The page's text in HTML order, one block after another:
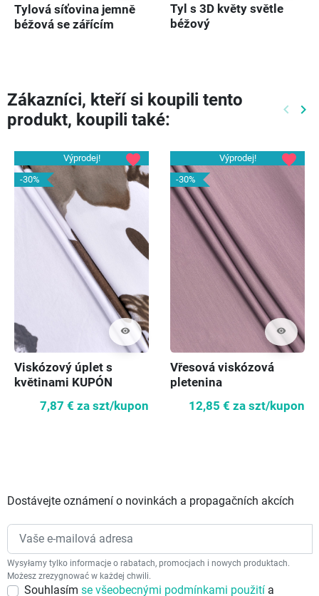
Tylová síťovina jemně
béžová se zářícím
Tyl s 3D květy světle
béžový
Zákazníci, kteří si koupili tento
produkt, koupili také:
keyboard_arrow_left keyboard_arrow_right
Výprodej!
-30%
visibility
favorite
Viskózový úplet s
květinami KUPÓN
7,87 € za szt/kupon
Výprodej!
-30%
visibility
favorite
Vřesová viskózová
pletenina
12,85 € za szt/kupon
Dostávejte oznámení o novinkách a propagačních akcích
Wysyłamy tylko informacje o rabatach, promocjach i nowych produktach.
Możesz zrezygnować w każdej chwili.
Souhlasím se všeobecnými podmínkami použití a